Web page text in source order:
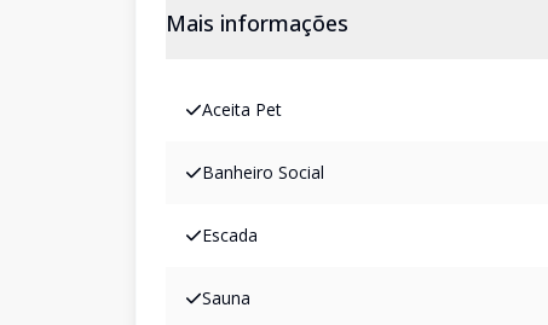
Mais informações
Aceita Pet
Banheiro Social
Escada
Sauna